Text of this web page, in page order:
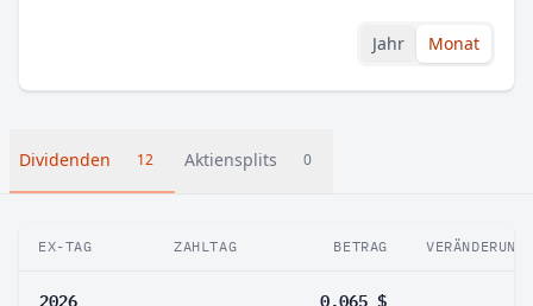
Jahr Monat
Dividenden 12 Aktiensplits 0
EX-TAG ZAHLTAG BETRAG VERÄNDERUNG
2026 0,065 $